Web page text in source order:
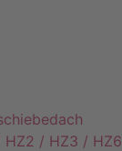
HZ2 / HZ3 / HZ6